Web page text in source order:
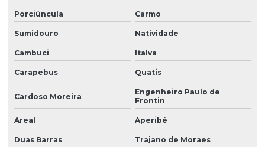
Instalação de vestiário para canteiro de obra
Montadora de almoxarifado para canteiro de obra
Montadora de alojamento para canteiro de obra
Montadora de ambulatório para canteiro de obra
Montadora de canteiro de obra com almoxarifado
Porciúncula Carmo
Sumidouro Natividade
Cambuci Italva
Carapebus Quatis
Cardoso Moreira
Engenheiro Paulo de
Frontin
Areal Aperibé
Duas Barras Trajano de Moraes